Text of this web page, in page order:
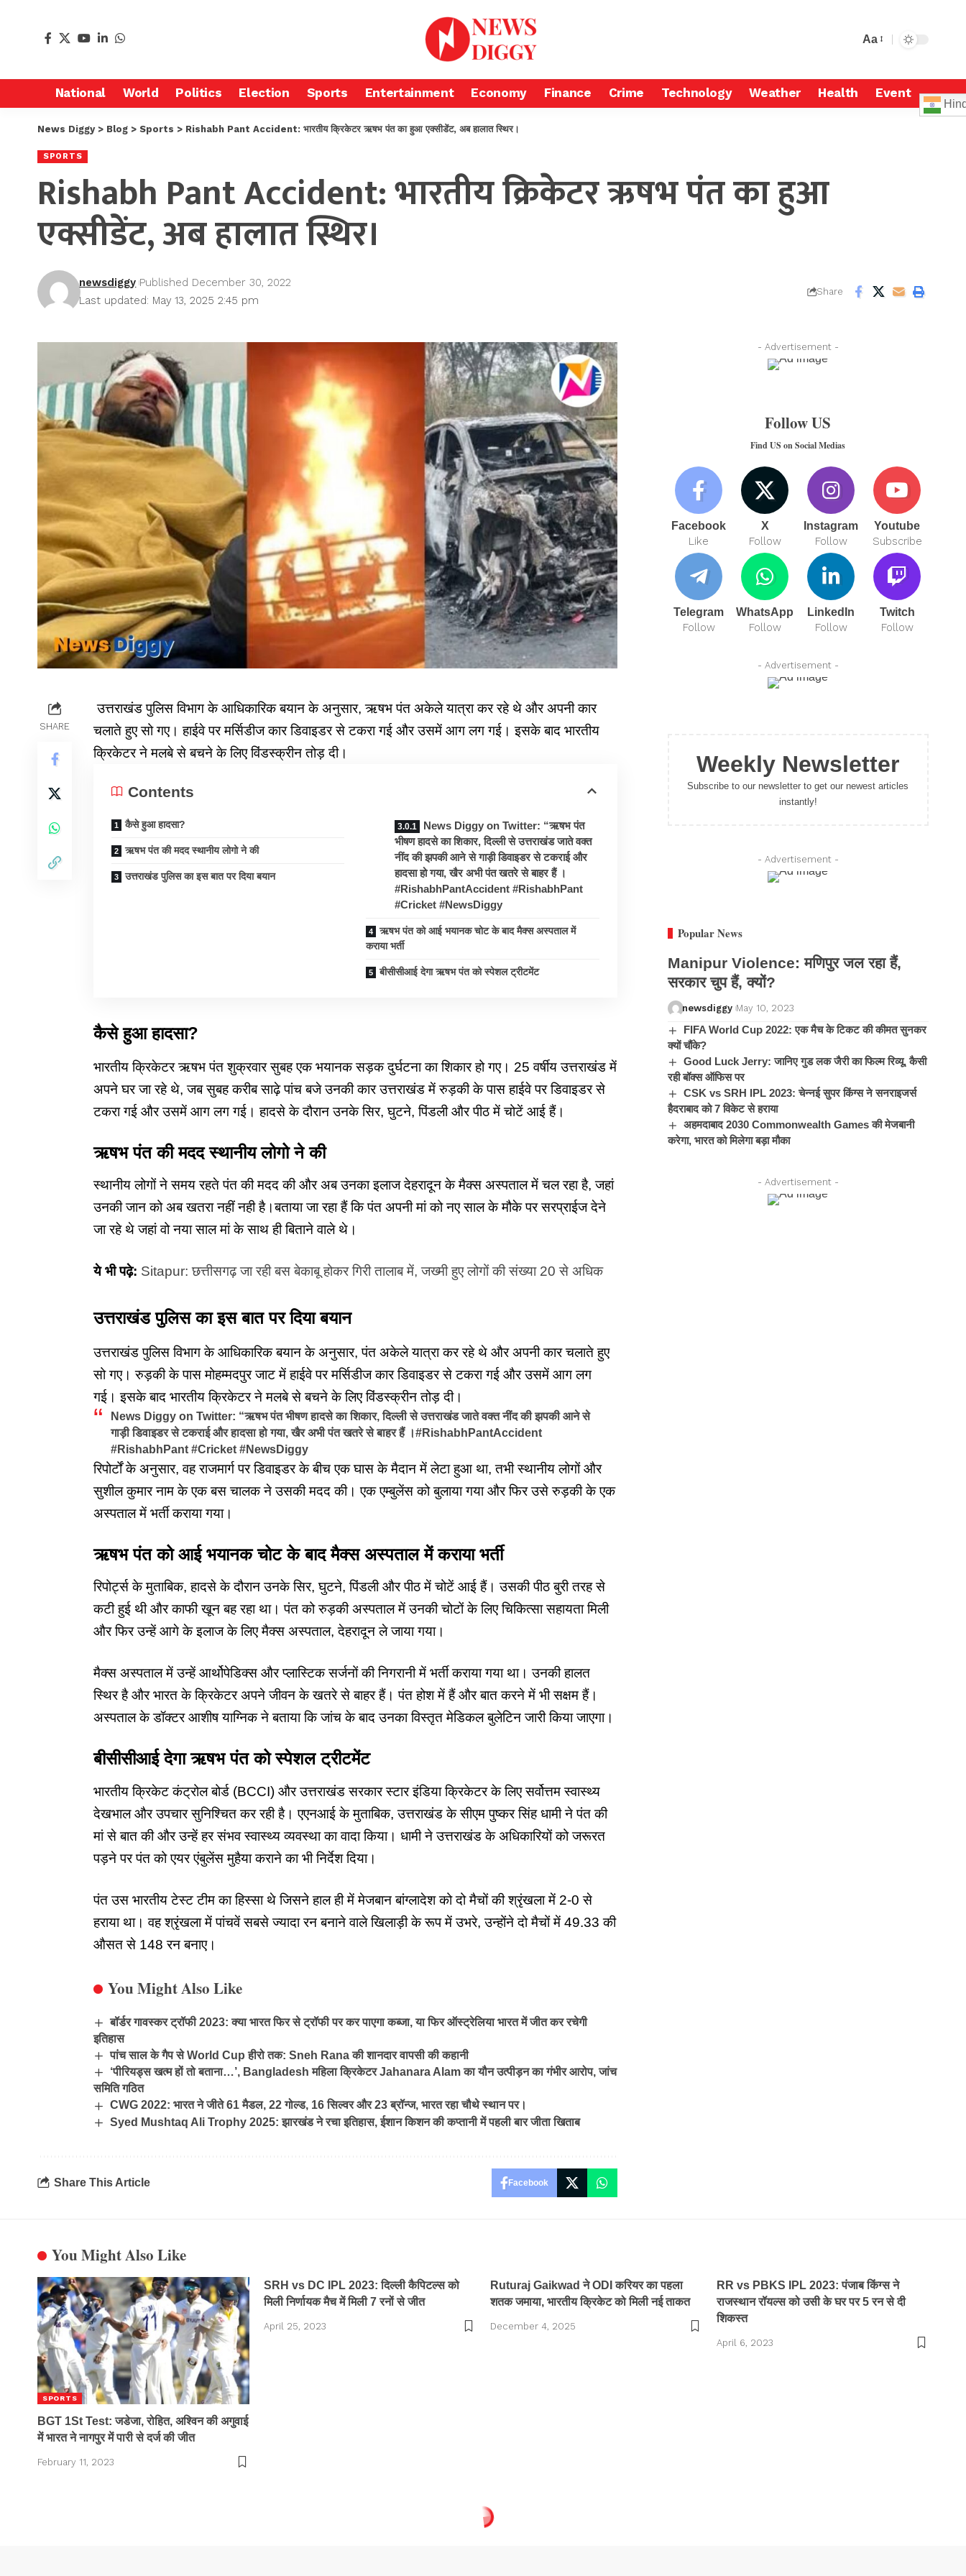
Aa
National World Politics Election Sports Entertainment Economy Finance Crime Technology Weather Health Event
News Diggy> Blog > Sports > Rishabh Pant Accident: भारतीय क्रिकेटर ऋषभ पंत का हुआ एक्सीडेंट, अब हालात स्थिर।
SPORTS
Rishabh Pant Accident: भारतीय क्रिकेटर ऋषभ पंत का हुआ
एक्सीडेंट, अब हालात स्थिर।
Last updated: May 13, 2025 2:45 pm
newsdiggy Published December 30, 2022
Share
SHARE
उत्तराखंड पुलिस विभाग के आधिकारिक बयान के अनुसार, ऋषभ पंत अकेले यात्रा कर रहे थे और अपनी कार
चलाते हुए सो गए। हाईवे पर मर्सिडीज कार डिवाइडर से टकरा गई और उसमें आग लग गई। इसके बाद भारतीय
क्रिकेटर ने मलबे से बचने के लिए विंडस्क्रीन तोड़ दी।
Contents
कैसे हुआ हादसा?
ऋषभ पंत की मदद स्थानीय लोगो ने की
उत्तराखंड पुलिस का इस बात पर दिया बयान
News Diggy on Twitter: “ऋषभ पंत
भीषण हादसे का शिकार, दिल्ली से उत्तराखंड जाते वक्त
नींद की झपकी आने से गाड़ी डिवाइडर से टकराई और
हादसा हो गया, खैर अभी पंत खतरे से बाहर हैं ।
#RishabhPantAccident #RishabhPant
#Cricket #NewsDiggy
ऋषभ पंत को आई भयानक चोट के बाद मैक्स अस्पताल में
कराया भर्ती
बीसीसीआई देगा ऋषभ पंत को स्पेशल ट्रीटमेंट
कैसे हुआ हादसा?
भारतीय क्रिकेटर ऋषभ पंत शुक्रवार सुबह एक भयानक सड़क दुर्घटना का शिकार हो गए। 25 वर्षीय उत्तराखंड में
अपने घर जा रहे थे, जब सुबह करीब साढ़े पांच बजे उनकी कार उत्तराखंड में रुड़की के पास हाईवे पर डिवाइडर से
टकरा गई और उसमें आग लग गई। हादसे के दौरान उनके सिर, घुटने, पिंडली और पीठ में चोटें आई हैं।
ऋषभ पंत की मदद स्थानीय लोगो ने की
स्थानीय लोगों ने समय रहते पंत की मदद की और अब उनका इलाज देहरादून के मैक्स अस्पताल में चल रहा है, जहां
उनकी जान को अब खतरा नहीं नही है।बताया जा रहा हैं कि पंत अपनी मां को नए साल के मौके पर सरप्राईज देने
जा रहे थे जहां वो नया साल मां के साथ ही बिताने वाले थे।
ये भी पढ़े: Sitapur: छत्तीसगढ़ जा रही बस बेकाबू होकर गिरी तालाब में, जख्मी हुए लोगों की संख्या 20 से अधिक
उत्तराखंड पुलिस का इस बात पर दिया बयान
उत्तराखंड पुलिस विभाग के आधिकारिक बयान के अनुसार, पंत अकेले यात्रा कर रहे थे और अपनी कार चलाते हुए
सो गए। रुड़की के पास मोहम्मदपुर जाट में हाईवे पर मर्सिडीज कार डिवाइडर से टकरा गई और उसमें आग लग
गई। इसके बाद भारतीय क्रिकेटर ने मलबे से बचने के लिए विंडस्क्रीन तोड़ दी।
News Diggy on Twitter: “ऋषभ पंत भीषण हादसे का शिकार, दिल्ली से उत्तराखंड जाते वक्त नींद की झपकी आने से
गाड़ी डिवाइडर से टकराई और हादसा हो गया, खैर अभी पंत खतरे से बाहर हैं ।#RishabhPantAccident
#RishabhPant #Cricket #NewsDiggy
रिपोर्टों के अनुसार, वह राजमार्ग पर डिवाइडर के बीच एक घास के मैदान में लेटा हुआ था, तभी स्थानीय लोगों और
सुशील कुमार नाम के एक बस चालक ने उसकी मदद की। एक एम्बुलेंस को बुलाया गया और फिर उसे रुड़की के एक
अस्पताल में भर्ती कराया गया।
ऋषभ पंत को आई भयानक चोट के बाद मैक्स अस्पताल में कराया भर्ती
रिपोर्ट्स के मुताबिक, हादसे के दौरान उनके सिर, घुटने, पिंडली और पीठ में चोटें आई हैं। उसकी पीठ बुरी तरह से
कटी हुई थी और काफी खून बह रहा था। पंत को रुड़की अस्पताल में उनकी चोटों के लिए चिकित्सा सहायता मिली
और फिर उन्हें आगे के इलाज के लिए मैक्स अस्पताल, देहरादून ले जाया गया।
मैक्स अस्पताल में उन्हें आर्थोपेडिक्स और प्लास्टिक सर्जनों की निगरानी में भर्ती कराया गया था। उनकी हालत
स्थिर है और भारत के क्रिकेटर अपने जीवन के खतरे से बाहर हैं।पंतहोश में हैं और बात करने में भी सक्षम हैं।
अस्पताल के डॉक्टर आशीष याग्निक ने बताया कि जांच के बाद उनका विस्तृत मेडिकल बुलेटिन जारी किया जाएगा।
बीसीसीआई देगा ऋषभ पंत को स्पेशल ट्रीटमेंट
भारतीय क्रिकेट कंट्रोल बोर्ड (BCCI) और उत्तराखंड सरकार स्टार इंडिया क्रिकेटर के लिए सर्वोत्तम स्वास्थ्य
देखभाल और उपचार सुनिश्चित कर रही है। एएनआई के मुताबिक, उत्तराखंड के सीएम पुष्कर सिंह धामी ने पंत की
मां से बात की और उन्हें हर संभव स्वास्थ्य व्यवस्था का वादा किया। धामी ने उत्तराखंड के अधिकारियों को जरूरत
पड़ने पर पंत को एयर एंबुलेंस मुहैया कराने का भी निर्देश दिया।
पंत उस भारतीय टेस्ट टीम का हिस्सा थे जिसने हाल ही में मेजबान बांग्लादेश को दो मैचों की श्रृंखला में 2-0 से
हराया था। वह श्रृंखला में पांचवें सबसे ज्यादा रन बनाने वाले खिलाड़ी के रूप में उभरे, उन्होंने दो मैचों में 49.33 की
औसत से 148 रन बनाए।
You Might Also Like
बॉर्डर गावस्कर ट्रॉफी 2023: क्या भारत फिर से ट्रॉफी पर कर पाएगा कब्जा, या फिर ऑस्ट्रेलिया भारत में जीत कर रचेगी
इतिहास
पांच साल के गैप से World Cup हीरो तक: Sneh Rana की शानदार वापसी की कहानी
‘पीरियड्स खत्म हों तो बताना…’, Bangladesh महिला क्रिकेटर Jahanara Alam का यौन उत्पीड़न का गंभीर आरोप, जांच
समिति गठित
CWG 2022: भारत ने जीते 61 मैडल, 22 गोल्ड, 16 सिल्वर और 23 ब्रॉन्ज, भारत रहा चौथे स्थान पर।
Syed Mushtaq Ali Trophy 2025: झारखंड ने रचा इतिहास, ईशान किशन की कप्तानी में पहली बार जीता खिताब
Share This Article Facebook
- Advertisement -
Follow US
Find US on Social Medias
Facebook
Like
X
Follow
Instagram
Follow
Youtube
Subscribe
Telegram
Follow
WhatsApp
Follow
LinkedIn
Follow
Twitch
Follow
- Advertisement -
Weekly Newsletter
Subscribe to our newsletter to get our newest articles
instantly!
- Advertisement -
Popular News
Manipur Violence: मणिपुर जल रहा हैं,
सरकार चुप हैं, क्यों?
newsdiggy May 10, 2023
FIFA World Cup 2022: एक मैच के टिकट की कीमत सुनकर
क्यों चौंके?
Good Luck Jerry: जानिए गुड लक जैरी का फिल्म रिव्यू, कैसी
रही बॉक्स ऑफिस पर
CSK vs SRH IPL 2023: चेन्नई सुपर किंग्स ने सनराइजर्स
हैदराबाद को 7 विकेट से हराया
अहमदाबाद 2030 Commonwealth Games की मेजबानी
करेगा, भारत को मिलेगा बड़ा मौका
- Advertisement -
You Might Also Like
SPORTS
BGT 1St Test: जडेजा, रोहित, अश्विन की अगुवाई
में भारत ने नागपुर में पारी से दर्ज की जीत
February 11, 2023
SRH vs DC IPL 2023: दिल्ली कैपिटल्स को
मिली निर्णायक मैच में मिली 7 रनों से जीत
April 25, 2023
Ruturaj Gaikwad ने ODI करियर का पहला
शतक जमाया, भारतीय क्रिकेट को मिली नई ताकत
December 4, 2025
RR vs PBKS IPL 2023: पंजाब किंग्स ने
राजस्थान रॉयल्स को उसी के घर पर 5 रन से दी
शिकस्त
April 6, 2023